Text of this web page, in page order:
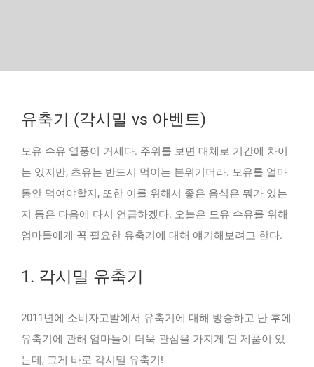
유축기 (각시밀 vs 아벤트)
모유 수유 열풍이 거세다. 주위를 보면 대체로 기간에 차이
는 있지만, 초유는 반드시 먹이는 분위기더라. 모유를 얼마
동안 먹여야할지, 또한 이를 위해서 좋은 음식은 뭐가 있는
지 등은 다음에 다시 언급하겠다. 오늘은 모유 수유를 위해
엄마들에게 꼭 필요한 유축기에 대해 얘기해보려고 한다.
1. 각시밀 유축기
2011년에 소비자고발에서 유축기에 대해 방송하고 난 후에
유축기에 관해 엄마들이 더욱 관심을 가지게 된 제품이 있
는데, 그게 바로 각시밀 유축기!